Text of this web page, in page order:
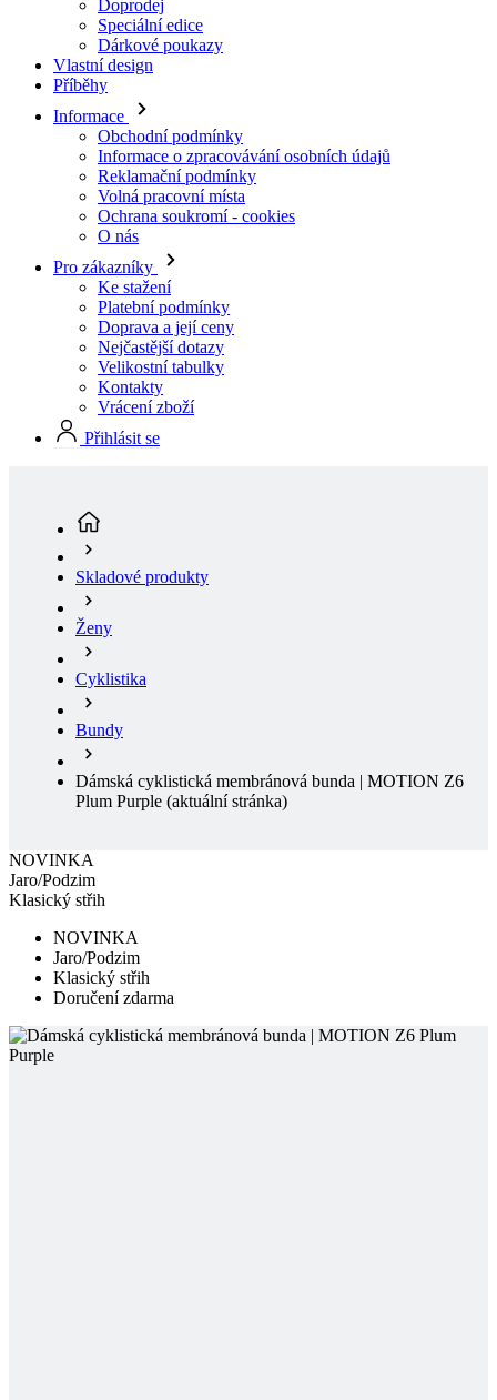
Informace
Obchodní podmínky
Informace o zpracovávání osobních údajů
Reklamační podmínky
Volná pracovní místa
Ochrana soukromí - cookies
O nás
Pro zákazníky
Ke stažení
Platební podmínky
Doprava a její ceny
Nejčastější dotazy
Velikostní tabulky
Kontakty
Vrácení zboží
Přihlásit se
Ženy
Cyklistika
Bundy
Dámská cyklistická membránová bunda | MOTION Z6
Plum Purple
NOVINKA
Jaro/Podzim
Klasický střih
Jaro/Podzim
Klasický střih
Doručení zdarma